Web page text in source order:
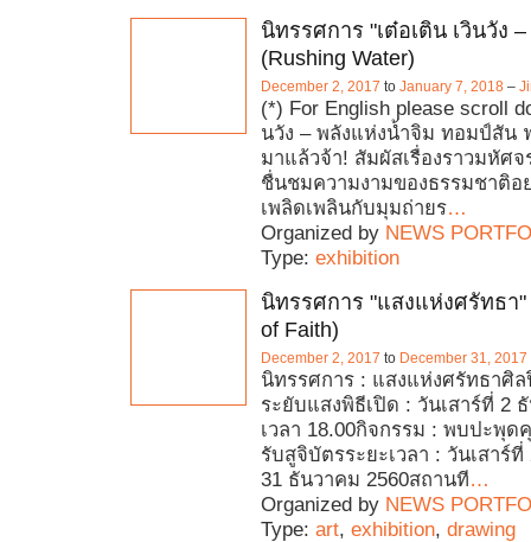
นิทรรศการ "เต๋อเติน เวินวัง
(Rushing Water)
December 2, 2017 to January 7, 2018 –
(*) For English please scroll
นวัง – พลังแห่งน้ำจิม ทอมป์สัน
มาแล้วจ้า! สัมผัสเรื่องราวมหัศจ
ชื่นชมความงามของธรรมชาติอ
เพลิดเพลินกับมุมถ่ายร…
Organized by NEWS
Type: exhibition
นิทรรศการ "แสงแห่งศรัทธา"
of Faith)
December 2, 2017 to December 31, 2017
นิทรรศการ : แสงแห่งศรัทธาศิ
ระยับแสงพิธีเปิด : วันเสาร์ที่ 2
เวลา 18.00กิจกรรม : พบปะพุ
รับสูจิบัตรระยะเวลา : วันเสาร์
31 ธันวาคม 2560สถานที…
Organized by NEWS
Type: art, exhibition, drawing